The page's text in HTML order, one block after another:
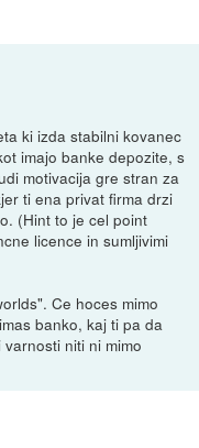
ki izda stabilni kovanec
imajo banke depozite, s
motivacija gre stran za
ti ena privat firma drzi
(Hint to je cel point
licence in sumljivimi
Ce hoces mimo
banko, kaj ti pa da
niti ni mimo